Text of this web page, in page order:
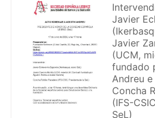
Javier
Javier
(UCM,
fundado
Andreu
Concha
(IFS-
SeL)